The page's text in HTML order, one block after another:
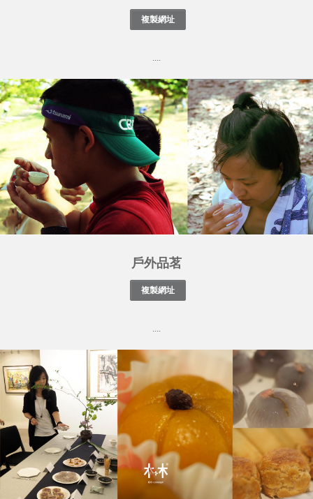
....
戶外品茗
....